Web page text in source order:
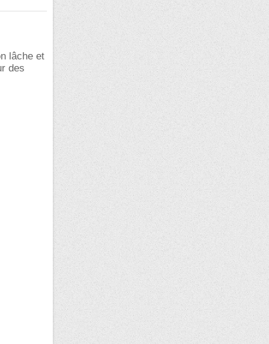
lâche et
des